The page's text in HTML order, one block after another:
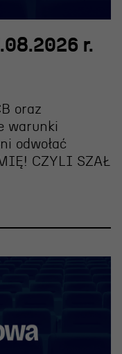
r.
oraz
warunki
odwołać
CZYLI SZAŁ